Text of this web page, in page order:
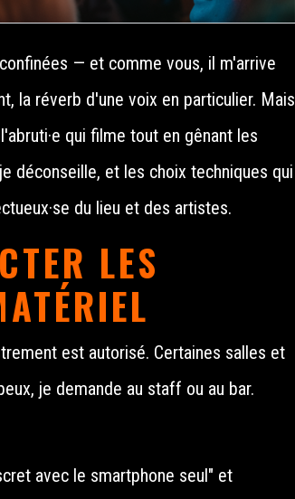
— et comme vous, il m'arrive
la réverb d'une voix en particulier. Mais
qui filme tout en gênant les
déconseille, et les choix techniques qui
du lieu et des artistes.
LES
est autorisé. Certaines salles et
je demande au staff ou au bar.
avec le smartphone seul" et